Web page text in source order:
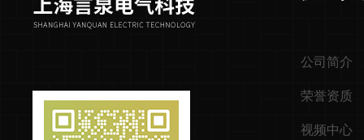
公司简介
荣誉资质
视频中心